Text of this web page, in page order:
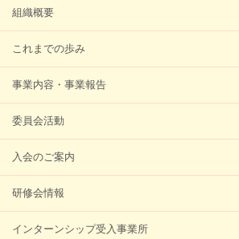
組織概要
これまでの歩み
事業内容・事業報告
委員会活動
入会のご案内
研修会情報
インターンシップ受入事業所